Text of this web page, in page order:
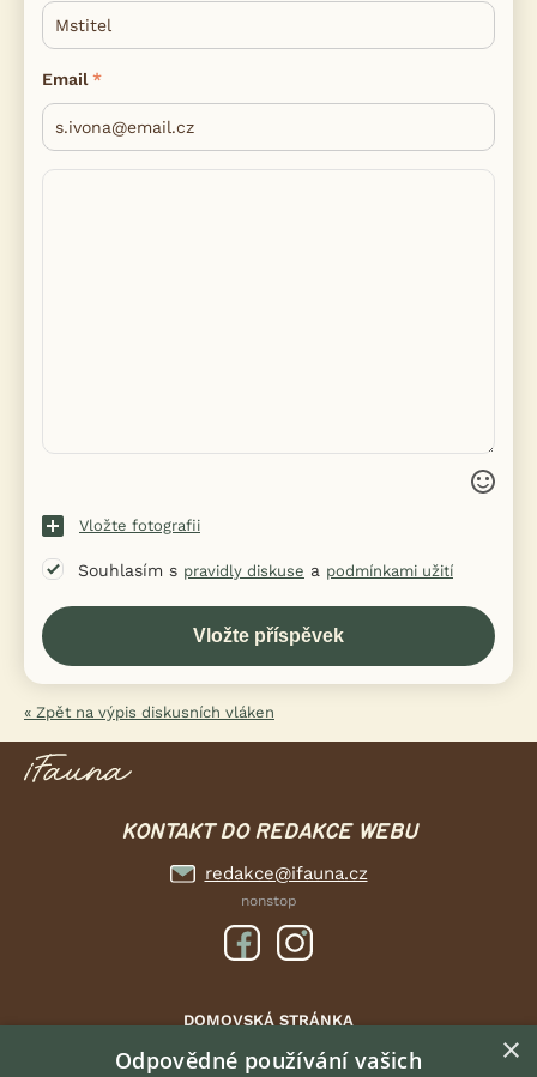
Email
Vložte fotografii
Souhlasím s pravidly diskuse a podmínkami užití
« Zpět na výpis diskusních vláken
KONTAKT DO REDAKCE WEBU
redakce@ifauna.cz
nonstop
DOMOVSKÁ STRÁNKA
INZERCE
×
Odpovědné používání vašich